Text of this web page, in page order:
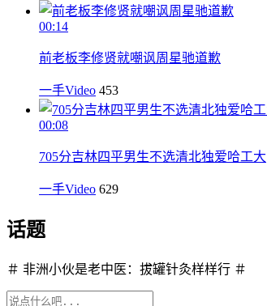
00:14
前老板李修贤就嘲讽周星驰道歉
一手Video 453
00:08
705分吉林四平男生不选清北独爱哈工大
一手Video 629
话题
＃ 非洲小伙是老中医：拔罐针灸样样行 ＃